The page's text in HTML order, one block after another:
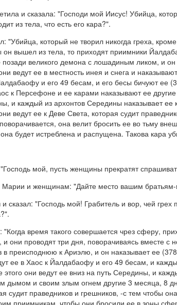
и сказала: "Господи мой Иисус! Убийца,
из тела, что есть его кара?".
"Убийца, который не творил никогда греха,
вышел из тела, то приходят приимники
позади великого демона с лошадиным ликом, и
ведут ее в местность инея и снега и
и его 49 бесам, и его бесы бичуют ее
к Персефоне и ее карами наказывают ее
и каждый из архонтов Середины наказывает ее
ведут ее к Деве Света, которая судит
она велит бросить ее во тьму
будет истреблена и распущена. Такова кара
мой, пусть женщины прекратят
Марии и женщинам: "Дайте место вашим
и сказал: "Господь мой! Грабитель и вор, чей грех
"Когда время такого совершается чрез сферу,
и они проводят три дня, поворачиваясь вместе с
в преисподнюю к Ариэлю, и он наказывает ее
ее в Хаос к Йалдабаофу и его 49 бесам, и
этого они ведут ее вниз на путь Середины, и
дымом и своим злым огнем другие 3 месяца, 8
судит праведников и грешников, -с тем чтобы